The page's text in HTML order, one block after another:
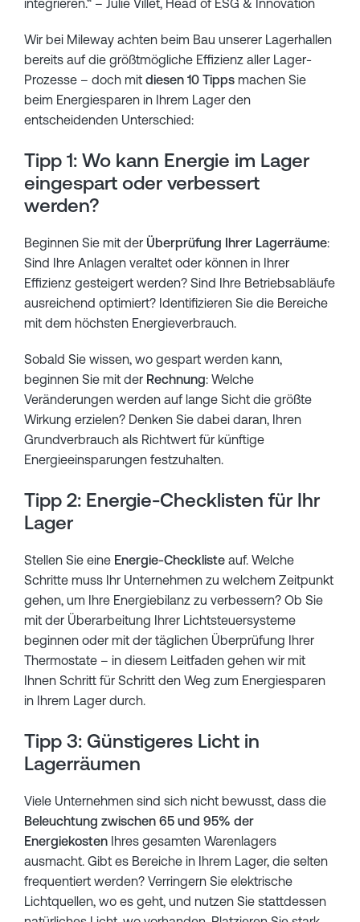
integrieren.“ – Julie Villet, Head of ESG & Innovation
Wir bei Mileway achten beim Bau unserer Lagerhallen
bereits auf die größtmögliche Effizienz aller Lager-
Prozesse – doch mit diesen 10 Tipps machen Sie
beim Energiesparen in Ihrem Lager den
entscheidenden Unterschied:
Tipp 1: Wo kann Energie im Lager
eingespart oder verbessert
werden?
Beginnen Sie mit der Überprüfung Ihrer Lagerräume:
Sind Ihre Anlagen veraltet oder können in Ihrer
Effizienz gesteigert werden? Sind Ihre Betriebsabläufe
ausreichend optimiert? Identifizieren Sie die Bereiche
mit dem höchsten Energieverbrauch.
Sobald Sie wissen, wo gespart werden kann,
beginnen Sie mit der Rechnung: Welche
Veränderungen werden auf lange Sicht die größte
Wirkung erzielen? Denken Sie dabei daran, Ihren
Grundverbrauch als Richtwert für künftige
Energieeinsparungen festzuhalten.
Tipp 2: Energie-Checklisten für Ihr
Lager
Stellen Sie eine Energie-Checkliste auf. Welche
Schritte muss Ihr Unternehmen zu welchem Zeitpunkt
gehen, um Ihre Energiebilanz zu verbessern? Ob Sie
mit der Überarbeitung Ihrer Lichtsteuersysteme
beginnen oder mit der täglichen Überprüfung Ihrer
Thermostate – in diesem Leitfaden gehen wir mit
Ihnen Schritt für Schritt den Weg zum Energiesparen
in Ihrem Lager durch.
Tipp 3: Günstigeres Licht in
Lagerräumen
Viele Unternehmen sind sich nicht bewusst, dass die
Beleuchtung zwischen 65 und 95% der
Energiekosten Ihres gesamten Warenlagers
ausmacht. Gibt es Bereiche in Ihrem Lager, die selten
frequentiert werden? Verringern Sie elektrische
Lichtquellen, wo es geht, und nutzen Sie stattdessen